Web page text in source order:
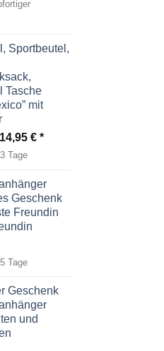
Sportbeutel,
Tasche
mit
Ursprünglicher
Preis
26,50 €
14,95€ Aktueller
14,95 €.
Tage
Geschenk
Freundin
Tage
Geschenk
und